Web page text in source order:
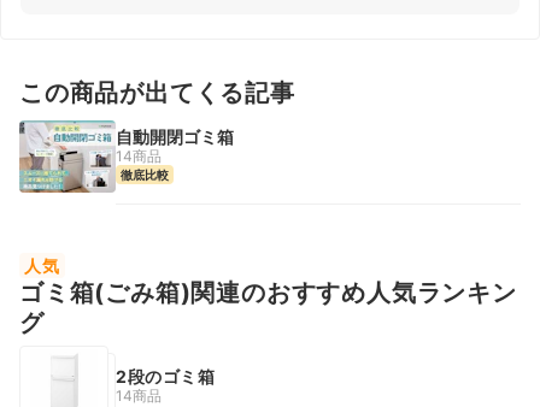
この商品が出てくる記事
自動開閉ゴミ箱
14商品
徹底比較
人気
ゴミ箱(ごみ箱)関連のおすすめ人気ランキン
グ
2段のゴミ箱
14商品